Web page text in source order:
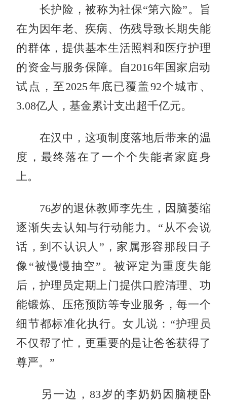
长护险，被称为社保“第六险”。旨
在为因年老、疾病、伤残导致长期失能
的群体，提供基本生活照料和医疗护理
的资金与服务保障。自2016年国家启动
试点，至2025年底已覆盖92个城市、
3.08亿人，基金累计支出超千亿元。
在汉中，这项制度落地后带来的温
度，最终落在了一个个失能者家庭身
上。
76岁的退休教师李先生，因脑萎缩
逐渐失去认知与行动能力。“从不会说
话，到不认识人”，家属形容那段日子
像“被慢慢抽空”。被评定为重度失能
后，护理员定期上门提供口腔清理、功
能锻炼、压疮预防等专业服务，每一个
细节都标准化执行。女儿说：“护理员
不仅帮了忙，更重要的是让爸爸获得了
尊严。”
另一边，83岁的李奶奶因脑梗卧